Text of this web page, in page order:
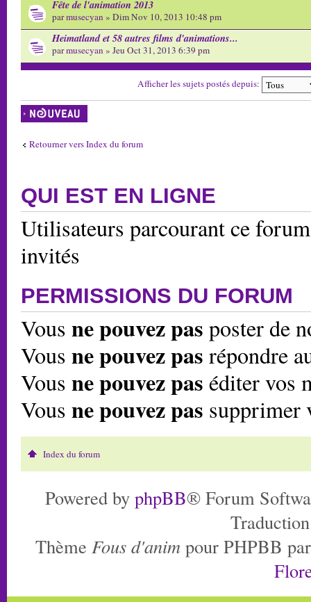
Fête de l'animation 2013
parmusecyan » Dim Nov 10, 2013 10:48 pm
Heimatland et 58 autres films d'animations...
parmusecyan » Jeu Oct 31, 2013 6:39 pm
Afficher les sujets postés depuis:
Écrire un nouveau
sujet
Retourner vers Index du forum
QUI EST EN LIGNE
Utilisateurs parcourant ce
invités
PERMISSIONS DU FORUM
Vous ne pouvez pas poster de
Vous ne pouvez pas répondre
Vous ne pouvez pas éditer vos
Vous ne pouvez pas supprimer
Index du forum
Powered by phpBB® Forum
Thème Fous d'anim pour PHPBB